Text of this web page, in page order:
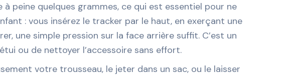
peine quelques grammes, ce qui est essentiel pour ne
: vous insérez le tracker par le haut, en exerçant une
une simple pression sur la face arrière suffit. C’est un
ou de nettoyer l’accessoire sans effort.
votre trousseau, le jeter dans un sac, ou le laisser